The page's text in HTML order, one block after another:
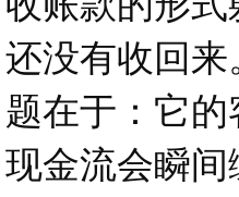
还没有收回
题在于：它
现金流会瞬